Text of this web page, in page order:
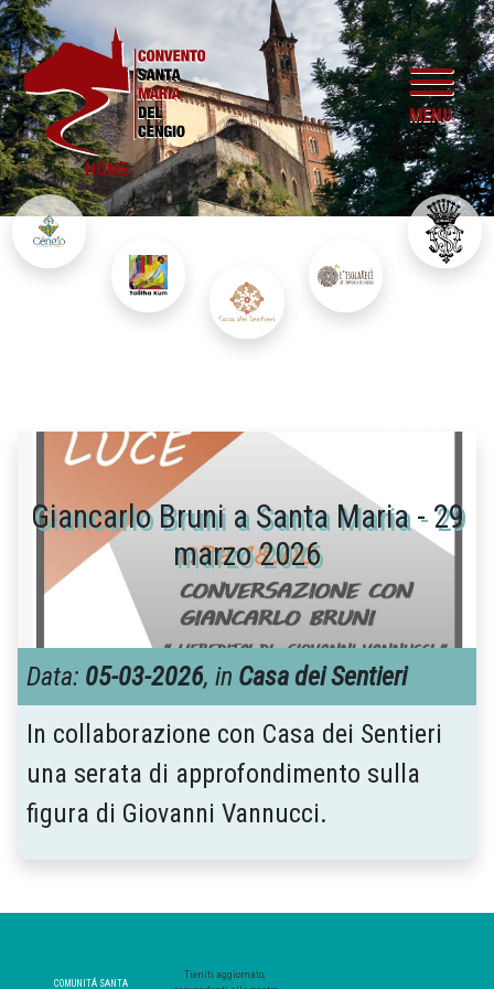
HOME
MENU
Giancarlo Bruni a Santa Maria - 29
marzo 2026
Data: 05-03-2026, in Casa dei Sentieri
In collaborazione con Casa dei Sentieri
una serata di approfondimento sulla
figura di Giovanni Vannucci.
COMUNITÁ SANTA
Tieniti aggiornato,